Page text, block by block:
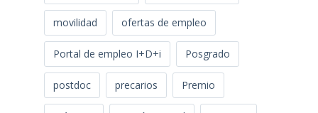
movilidad ofertas de empleo
Portal de empleo I+D+i Posgrado
postdoc precarios Premio